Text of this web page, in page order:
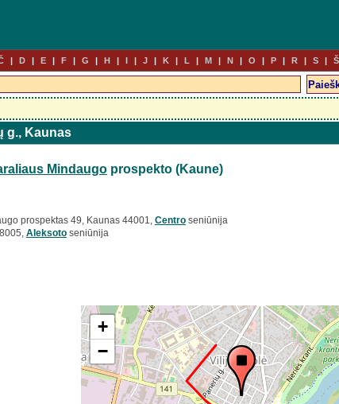
D E F G H I J K L M N O P R S Š
g., Kaunas
Mindaugo prospekto (Kaune)
prospektas 49, Kaunas 44001, Centro seniūnija
Aleksoto seniūnija
+
−